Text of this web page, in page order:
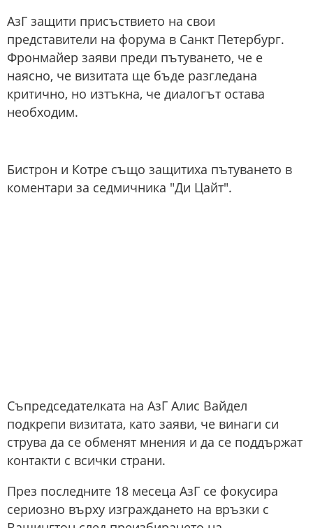
АзГ защити присъствието на свои
представители на форума в Санкт Петербург.
Фронмайер заяви преди пътуването, че е
наясно, че визитата ще бъде разгледана
критично, но изтъкна, че диалогът остава
необходим.
Бистрон и Котре също защитиха пътуването в
коментари за седмичника "Ди Цайт".
Съпредседателката на AзГ Алис Вайдел
подкрепи визитата, като заяви, че винаги си
струва да се обменят мнения и да се поддържат
контакти с всички страни.
През последните 18 месеца AзГ се фокусира
сериозно върху изграждането на връзки с